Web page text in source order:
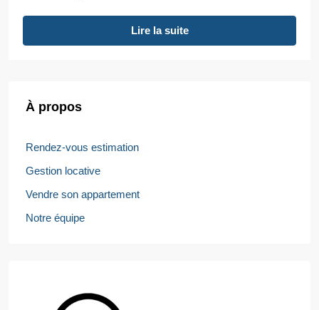
Lire la suite
À propos
Rendez-vous estimation
Gestion locative
Vendre son appartement
Notre équipe